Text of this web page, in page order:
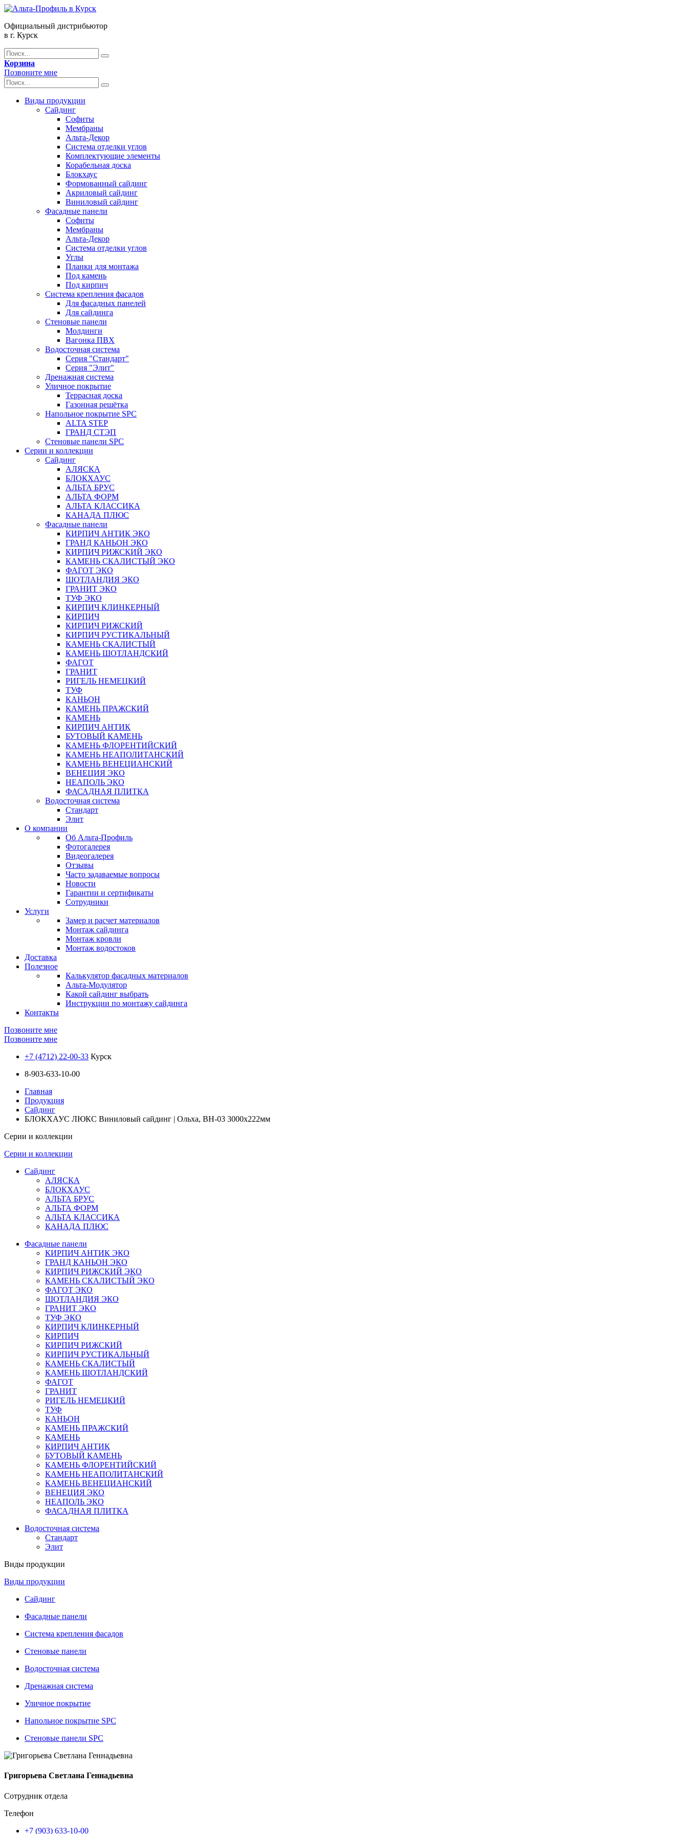
Официальный дистрибьютор
в г. Курск
Корзина
Позвоните мне
Виды продукции
Сайдинг
Софиты
Мембраны
Альта-Декор
Система отделки углов
Комплектующие элементы
Корабельная доска
Блокхаус
Формованный сайдинг
Акриловый сайдинг
Виниловый сайдинг
Фасадные панели
Софиты
Мембраны
Альта-Декор
Система отделки углов
Углы
Планки для монтажа
Под камень
Под кирпич
Система крепления фасадов
Для фасадных панелей
Для сайдинга
Стеновые панели
Молдинги
Вагонка ПВХ
Водосточная система
Серия "Стандарт"
Серия "Элит"
Дренажная система
Уличное покрытие
Террасная доска
Газонная решётка
Напольное покрытие SPC
ALTA STEP
ГРАНД СТЭП
Стеновые панели SPC
Серии и коллекции
Сайдинг
АЛЯСКА
БЛОКХАУС
АЛЬТА БРУС
АЛЬТА ФОРМ
АЛЬТА КЛАССИКА
КАНАДА ПЛЮС
Фасадные панели
КИРПИЧ АНТИК ЭКО
ГРАНД КАНЬОН ЭКО
КИРПИЧ РИЖСКИЙ ЭКО
КАМЕНЬ СКАЛИСТЫЙ ЭКО
ФАГОТ ЭКО
ШОТЛАНДИЯ ЭКО
ГРАНИТ ЭКО
ТУФ ЭКО
КИРПИЧ КЛИНКЕРНЫЙ
КИРПИЧ
КИРПИЧ РИЖСКИЙ
КИРПИЧ РУСТИКАЛЬНЫЙ
КАМЕНЬ СКАЛИСТЫЙ
КАМЕНЬ ШОТЛАНДСКИЙ
ФАГОТ
ГРАНИТ
РИГЕЛЬ НЕМЕЦКИЙ
ТУФ
КАНЬОН
КАМЕНЬ ПРАЖСКИЙ
КАМЕНЬ
КИРПИЧ АНТИК
БУТОВЫЙ КАМЕНЬ
КАМЕНЬ ФЛОРЕНТИЙСКИЙ
КАМЕНЬ НЕАПОЛИТАНСКИЙ
КАМЕНЬ ВЕНЕЦИАНСКИЙ
ВЕНЕЦИЯ ЭКО
НЕАПОЛЬ ЭКО
ФАСАДНАЯ ПЛИТКА
Водосточная система
Стандарт
Элит
О компании
Об Альта-Профиль
Фотогалерея
Видеогалерея
Отзывы
Часто задаваемые вопросы
Новости
Гарантии и сертификаты
Сотрудники
Услуги
Замер и расчет материалов
Монтаж сайдинга
Монтаж кровли
Монтаж водостоков
Доставка
Полезное
Калькулятор фасадных материалов
Альта-Модулятор
Какой сайдинг выбрать
Инструкции по монтажу сайдинга
Контакты
Позвоните мне
Позвоните мне
+7 (4712) 22-00-33 Курск
8-903-633-10-00
Главная
Продукция
Сайдинг
БЛОКХАУС ЛЮКС Виниловый сайдинг | Ольха, ВН-03 3000х222мм
Серии и коллекции
Серии и коллекции
Сайдинг
АЛЯСКА
БЛОКХАУС
АЛЬТА БРУС
АЛЬТА ФОРМ
АЛЬТА КЛАССИКА
КАНАДА ПЛЮС
Фасадные панели
КИРПИЧ АНТИК ЭКО
ГРАНД КАНЬОН ЭКО
КИРПИЧ РИЖСКИЙ ЭКО
КАМЕНЬ СКАЛИСТЫЙ ЭКО
ФАГОТ ЭКО
ШОТЛАНДИЯ ЭКО
ГРАНИТ ЭКО
ТУФ ЭКО
КИРПИЧ КЛИНКЕРНЫЙ
КИРПИЧ
КИРПИЧ РИЖСКИЙ
КИРПИЧ РУСТИКАЛЬНЫЙ
КАМЕНЬ СКАЛИСТЫЙ
КАМЕНЬ ШОТЛАНДСКИЙ
ФАГОТ
ГРАНИТ
РИГЕЛЬ НЕМЕЦКИЙ
ТУФ
КАНЬОН
КАМЕНЬ ПРАЖСКИЙ
КАМЕНЬ
КИРПИЧ АНТИК
БУТОВЫЙ КАМЕНЬ
КАМЕНЬ ФЛОРЕНТИЙСКИЙ
КАМЕНЬ НЕАПОЛИТАНСКИЙ
КАМЕНЬ ВЕНЕЦИАНСКИЙ
ВЕНЕЦИЯ ЭКО
НЕАПОЛЬ ЭКО
ФАСАДНАЯ ПЛИТКА
Водосточная система
Стандарт
Элит
Виды продукции
Виды продукции
Сайдинг
Фасадные панели
Система крепления фасадов
Стеновые панели
Водосточная система
Дренажная система
Уличное покрытие
Напольное покрытие SPC
Стеновые панели SPC
Григорьева Светлана Геннадьевна
Сотрудник отдела
Телефон
+7 (903) 633-10-00